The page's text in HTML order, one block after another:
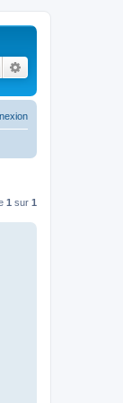
Rechercher
1 sur 1